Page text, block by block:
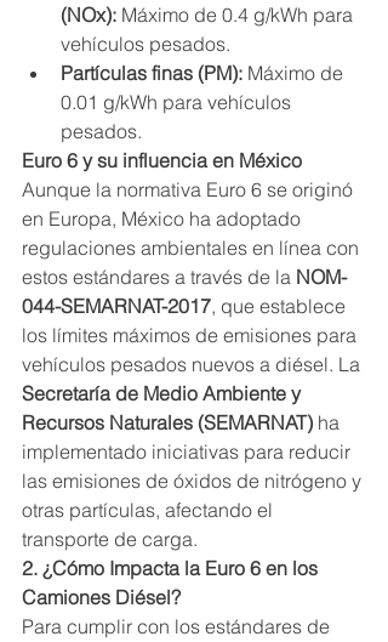
(NOx): Máximo de 0.4 g/kWh para
vehículos pesados.
Partículas finas (PM): Máximo de
0.01 g/kWh para vehículos
pesados.
Euro 6 y su influencia en México
Aunque la normativa Euro 6 se originó
en Europa, México ha adoptado
regulaciones ambientales en línea con
estos estándares a través de la NOM-
044-SEMARNAT-2017, que establece
los límites máximos de emisiones para
vehículos pesados nuevos a diésel. La
Secretaría de Medio Ambiente y
Recursos Naturales (SEMARNAT) ha
implementado iniciativas para reducir
las emisiones de óxidos de nitrógeno y
otras partículas, afectando el
transporte de carga.
2. ¿Cómo Impacta la Euro 6 en los
Camiones Diésel?
Para cumplir con los estándares de